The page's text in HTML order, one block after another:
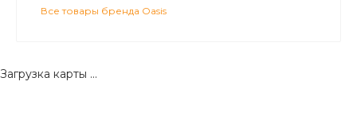
Все товары бренда Oasis
Загрузка карты ...